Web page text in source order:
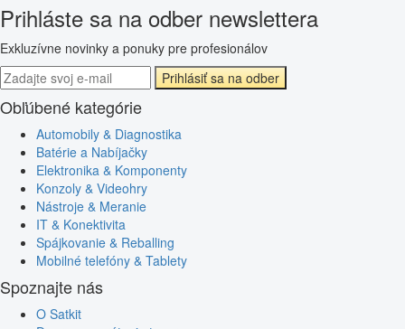
Prihláste sa na odber newslettera
Exkluzívne novinky a ponuky pre profesionálov
Prihlásiť sa na odber
Obľúbené kategórie
Automobily & Diagnostika
Batérie a Nabíjačky
Elektronika & Komponenty
Konzoly & Videohry
Nástroje & Meranie
IT & Konektivita
Spájkovanie & Reballing
Mobilné telefóny & Tablety
Spoznajte nás
O Satkit